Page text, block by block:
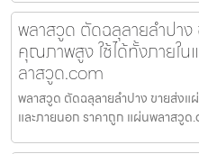
พลาสวูด ตัดฉลุลายลำปา
คุณภาพสูง ใช้ได้ทั้งภายใ
ลาสวูด.com
พลาสวูด ตัดฉลุลายลำปาง ขายส่ง
และภายนอก ราคาถูก แผ่นพลาสวู